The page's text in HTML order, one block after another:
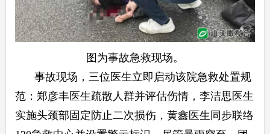
图为事故急救现场。
事故现场，三位医生立即启动该院急救处置规
范：郑彦丰医生疏散人群并评估伤情，李洁思医生
实施头颈部固定防止二次损伤，黄鑫医生同步联络